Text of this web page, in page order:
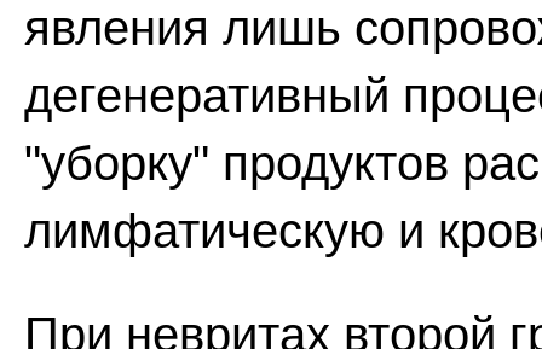
явления лишь
дегенеративный
"уборку" продуктов
лимфатическую и
При невритах второй